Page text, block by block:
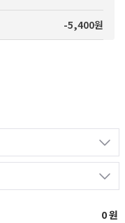
-5,400원
0원